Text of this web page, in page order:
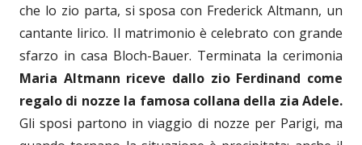
che lo zio parta, si sposa con Frederick Altmann, un
cantante lirico. Il matrimonio è celebrato con grande
sfarzo in casa Bloch-Bauer. Terminata la cerimonia
Maria Altmann riceve dallo zio Ferdinand come
regalo di nozze la famosa collana della zia Adele.
Gli sposi partono in viaggio di nozze per Parigi, ma